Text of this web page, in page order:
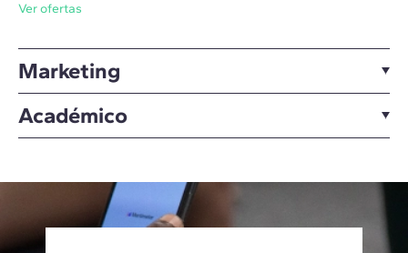
Ver ofertas
Marketing
Académico